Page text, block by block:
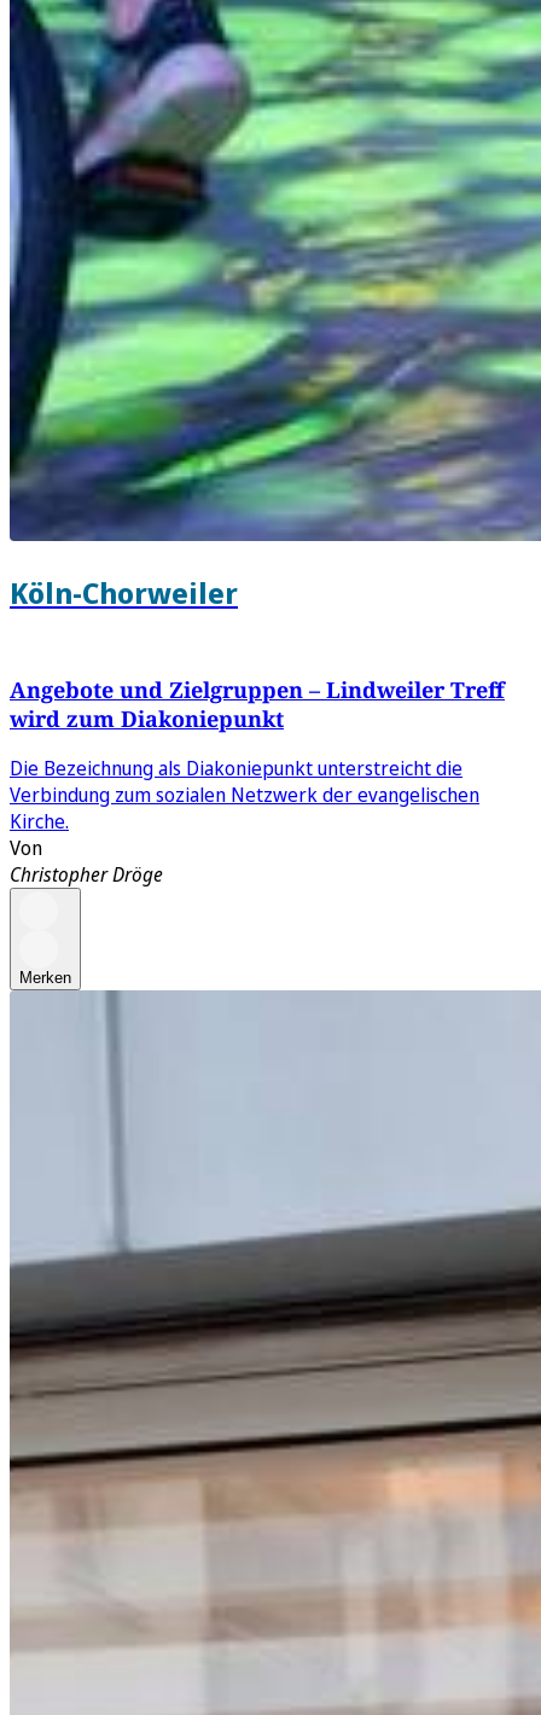
Köln-Chorweiler
Angebote und Zielgruppen – Lindweiler Treff
wird zum Diakoniepunkt
Die Bezeichnung als Diakoniepunkt unterstreicht die
Verbindung zum sozialen Netzwerk der evangelischen
Kirche.
Von
Christopher Dröge
Merken